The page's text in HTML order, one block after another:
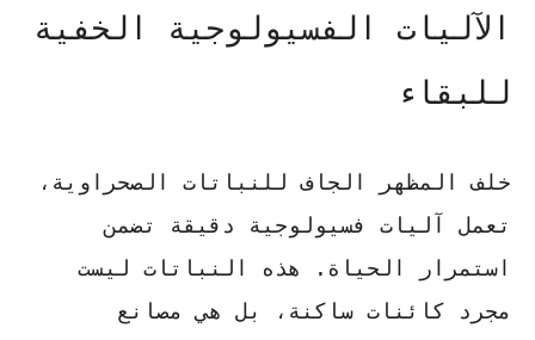
الآليات الفسيولوجية الخفية
للبقاء
خلف المظهر الجاف للنباتات الصحراوية،
تعمل آليات فسيولوجية دقيقة تضمن
استمرار الحياة. هذه النباتات ليست
مجرد كائنات ساكنة، بل هي مصانع